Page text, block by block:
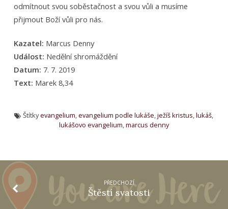
odmítnout svou soběstačnost a svou vůli a musíme
přijmout Boží vůli pro nás.
Kazatel: Marcus Denny
Událost: Nedělní shromáždění
Datum: 7. 7. 2019
Text: Marek 8,34
Štítkyevangelium,evangelium podle lukáše,ježíš kristus,lukáš,
lukášovo evangelium,marcus denny
PŘEDCHOZÍ
Štěstí svatosti